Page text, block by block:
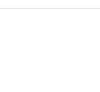
im Innen